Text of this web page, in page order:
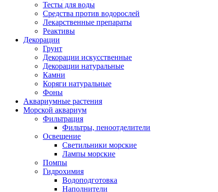
Тесты для воды
Средства против водорослей
Лекарственные препараты
Реактивы
Декорации
Грунт
Декорации искусственные
Декорации натуральные
Камни
Коряги натуральные
Фоны
Аквариумные растения
Морской аквариум
Фильтрация
Фильтры, пеноотделители
Освещение
Светильники морские
Лампы морские
Помпы
Гидрохимия
Водоподготовка
Наполнители